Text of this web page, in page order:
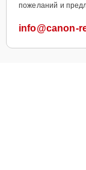
пожеланий и
info@canon-